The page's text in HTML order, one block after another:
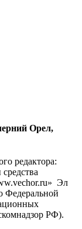
Орел,
редактора:
Эл
Федеральной
РФ).